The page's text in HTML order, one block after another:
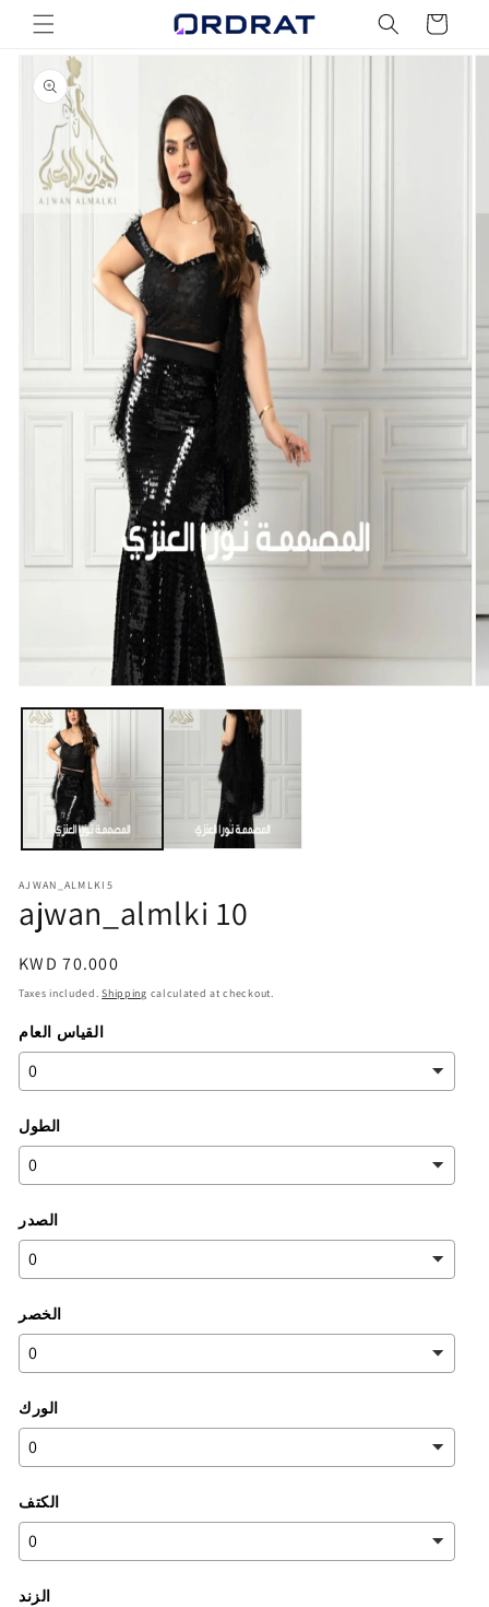
Skip to
content
Cart
Skip to
product
information
media
modal
AJWAN_ALMLKI5
ajwan_almlki 10
Regular
price
KWD 70.000
Taxes included.Shipping calculated at checkout.
القياس العام
الطول
الصدر
الخصر
الورك
الكتف
الزند